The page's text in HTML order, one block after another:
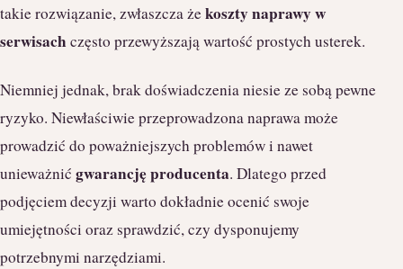
takie rozwiązanie, zwłaszcza żekoszty naprawy w
serwisach często przewyższają wartość prostych usterek.
Niemniej jednak, brak doświadczenia niesie ze sobą pewne
ryzyko. Niewłaściwie przeprowadzona naprawa może
prowadzić do poważniejszych problemów i nawet
unieważnić gwarancję producenta. Dlatego przed
podjęciem decyzji warto dokładnie ocenić swoje
umiejętności oraz sprawdzić, czy dysponujemy
potrzebnymi narzędziami.